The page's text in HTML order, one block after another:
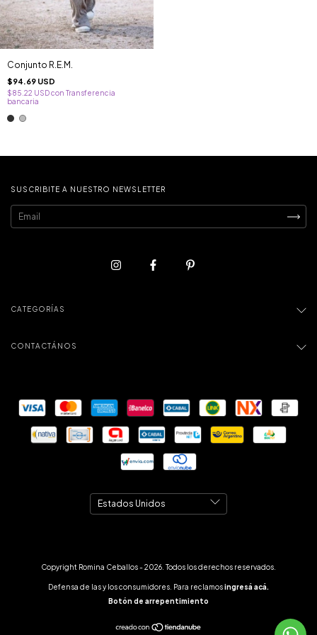
Conjunto R.E.M.
$94.69 USD
$85.22 USDcon Transferencia
bancaria
SUSCRIBITE A NUESTRO NEWSLETTER
CATEGORÍAS
CONTACTÁNOS
Copyright Romina Ceballos - 2026. Todos los derechos reservados.
Defensa de las y los consumidores. Para reclamosingresá acá.
Botón de arrepentimiento